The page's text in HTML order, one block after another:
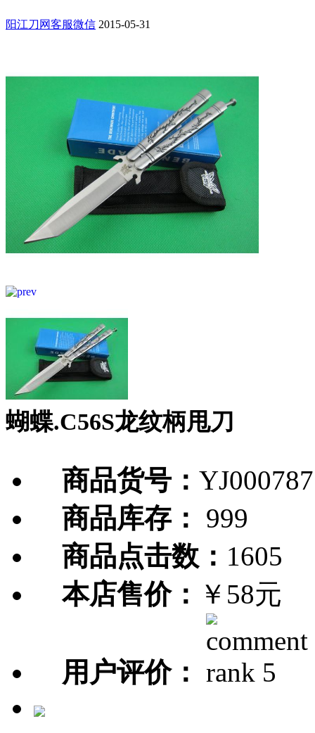
阳江刀网客服微信 2015-05-31
蝴蝶.C56S龙纹柄甩刀
商品货号： YJ000787
商品库存：
999
商品点击数： 1605
本店售价： ￥58元
用户评价：